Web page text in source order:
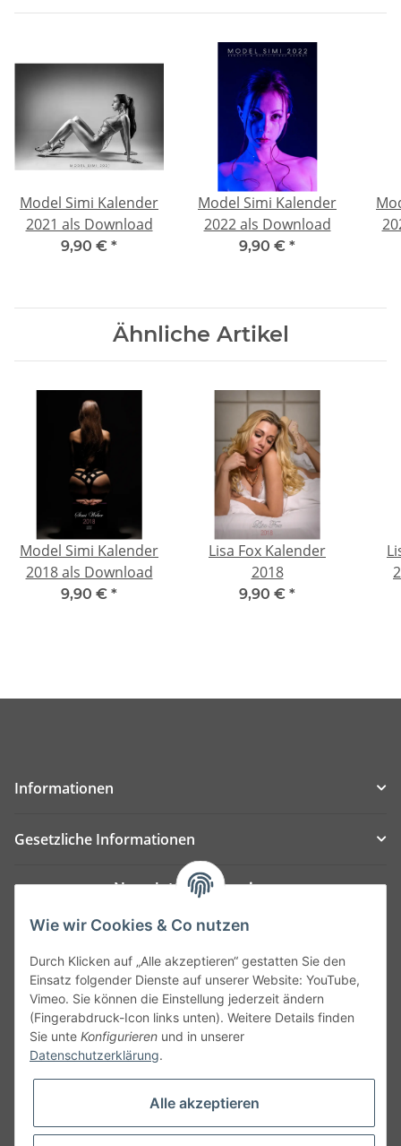
Model Simi Kalender
2021 als Download
9,90 € *
Model Simi Kalender
2022 als Download
9,90 € *
Ähnliche Artikel
Model Simi Kalender
2018 als Download
9,90 € *
Lisa Fox Kalender
2018
9,90 € *
Informationen
Gesetzliche Informationen
Newsletter Abonnieren
Bitte senden Sie mir entsprechend Ihrer
widerruflich Informationen zu Ihrem Produktsortiment
per E-Mail zu.
Wie wir Cookies & Co nutzen
Durch Klicken auf „Alle akzeptieren“ gestatten Sie den
Einsatz folgender Dienste auf unserer Website: YouTube,
Vimeo. Sie können die Einstellung jederzeit ändern
(Fingerabdruck-Icon links unten). Weitere Details finden
Sie unte Konfigurieren und in unserer
Datenschutzerklärung.
Alle akzeptieren